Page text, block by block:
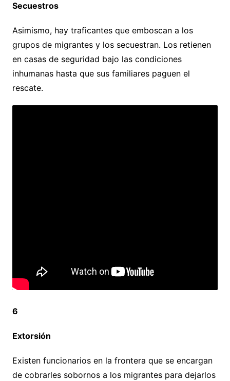
Secuestros
Asimismo, hay traficantes que emboscan a los
grupos de migrantes y los secuestran. Los retienen
en casas de seguridad bajo las condiciones
inhumanas hasta que sus familiares paguen el
rescate.
6
Extorsión
Existen funcionarios en la frontera que se encargan
de cobrarles sobornos a los migrantes para dejarlos